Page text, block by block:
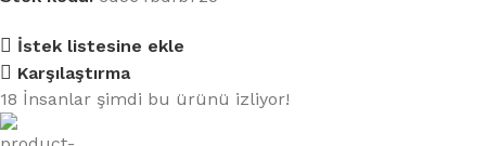
İstek listesine ekle
Karşılaştırma
18 İnsanlar şimdi bu ürünü izliyor!